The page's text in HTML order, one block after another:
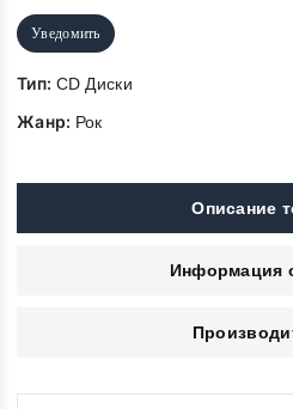
Уведомить
Тип: CD Диски
Жанр: Рок
Описание
Информация